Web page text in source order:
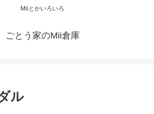
Miiとかいろいろ
ごとう家のMii倉庫
ル